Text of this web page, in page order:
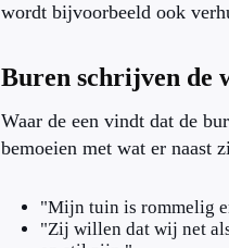
wordt bijvoorbeeld ook
Buren schrijven de
Waar de een vindt dat de
bemoeien met wat er naast
"Mijn tuin is rommelig
"Zij willen dat wij net